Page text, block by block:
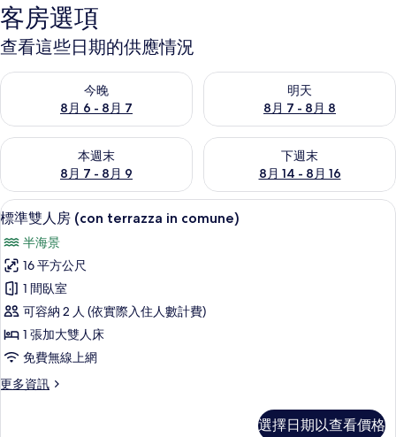
客房選項
查看這些日期的供應情況
今晚
8月 6 - 8月 7
查看今晚 (8月 6 - 8月 7) 的供應情況
明天
8月 7 - 8月 8
查看明天 (8月 7 - 8月 8) 的供
本週末
8月 7 - 8月 9
查看本週末 (8月 7 - 8月 9) 的供應情況
下週末
8月 14 - 8月 16
查看下週末 (8月 14 - 8月 16)
顯
示
標
準
雙
人
房
(con
terrazza
標準雙人房 (con terrazza in comune)
15
標準雙人房 (con terrazza in comune)
半海景
16 平方公尺
1 間臥室
可容納 2 人 (依實際入住人數計費)
1 張加大雙人床
免費無線上網
更多資訊
更
選擇日期以查看價格